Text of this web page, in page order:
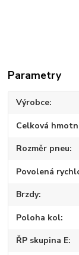
Parametry
Výrobce
Celková
Rozměr pneu
Povolená
Brzdy
Poloha kol
ŘP skupina E